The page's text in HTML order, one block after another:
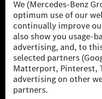
The Mercedes-Benz
one of the world's most
companies. With
the leading global
cars and vans.
financing, leasing, car
fleet management,
payment, insurance
mobility services.